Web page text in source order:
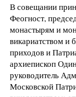
В совещании
Феогност,
монастырям и
викариатством и
приходов и
архиепископ
руководитель
Московской